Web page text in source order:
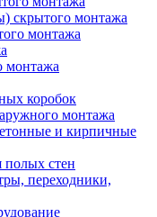
скрытого монтажа
монтажа
монтажа
коробок
монтажа
и кирпичные
полых стен
переходники,